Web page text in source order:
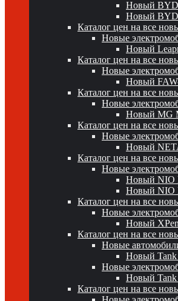
Новый BYD
Новый BYD
Каталог цен на все
Новые
Новый
Каталог цен на все
Новые
Новый
Каталог цен на все
Новые
Новый MG
Каталог цен на все
Новые
Новый
Каталог цен на все
Новые
Новый NIO
Новый NIO
Каталог цен на все
Новые
Новый
Каталог цен на все
Новые
Новый Tank
Новые
Новый Tank
Каталог цен на все